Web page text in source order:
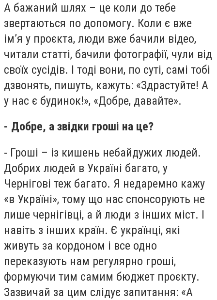
А бажаний шлях – це коли до тебе
звертаються по допомогу. Коли є вже
ім’я у проєкта, люди вже бачили відео,
читали статті, бачили фотографії, чули від
своїх сусідів. І тоді вони, по суті, самі тобі
дзвонять, пишуть, кажуть: «Здрастуйте! А
у нас є будинок!», «Добре, давайте».
- Добре, а звідки гроші на це?
- Гроші – із кишень небайдужих людей.
Добрих людей в Україні багато, у
Чернігові теж багато. Я недаремно кажу
«в Україні», тому що нас спонсорують не
лише чернігівці, а й люди з інших міст. І
навіть з інших країн. Є українці, які
живуть за кордоном і все одно
переказують нам регулярно гроші,
формуючи тим самим бюджет проєкту.
Зазвичай за цим слідує запитання: «А